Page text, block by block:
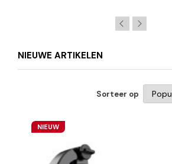
NIEUWE ARTIKELEN
Sorteer op
NIEUW